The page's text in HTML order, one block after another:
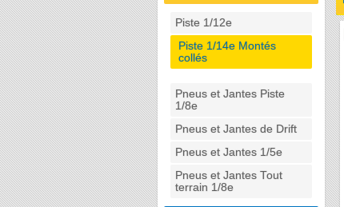
Piste 1/12e
Piste 1/14e Montés
collés
Pneus et Jantes Piste
1/8e
Pneus et Jantes de Drift
Pneus et Jantes 1/5e
Pneus et Jantes Tout
terrain 1/8e